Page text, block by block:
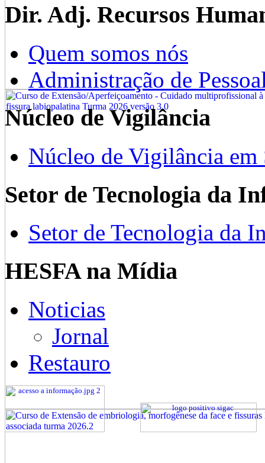
Dir. Adj. Recursos
Quem somos nós
Administração de
Núcleo de Vigilância
Núcleo de Vigilância em
Setor de Tecnologia da
Setor de Tecnologia da
HESFA na Mídia
Noticias
Jornal
Restauro